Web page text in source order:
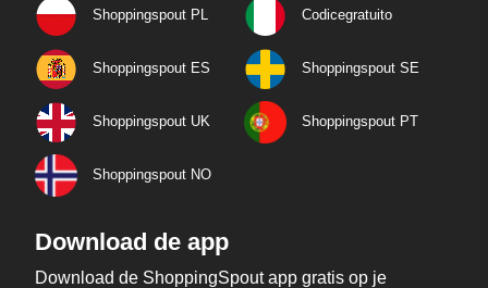
Shoppingspout PL Codicegratuito
Shoppingspout ES Shoppingspout SE
Shoppingspout UK Shoppingspout PT
Shoppingspout NO
Download de app
Download de ShoppingSpout app gratis op je